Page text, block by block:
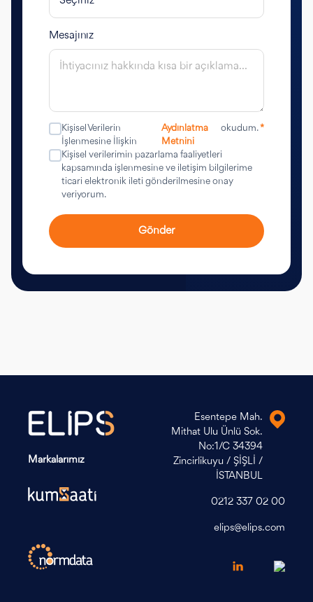
Mesajınız
Kişisel Verilerin
İşlenmesine İlişkin
Aydınlatma
Metnini
okudum.*
Kişisel verilerimin pazarlama faaliyetleri
kapsamında işlenmesine ve iletişim bilgilerime
ticari elektronik ileti gönderilmesine onay
veriyorum.
Gönder
Markalarımız
Esentepe Mah.
Mithat Ulu Ünlü Sok.
No:1/C 34394
Zincirlikuyu / ŞİŞLİ /
İSTANBUL
0212 337 02 00
elips@elips.com